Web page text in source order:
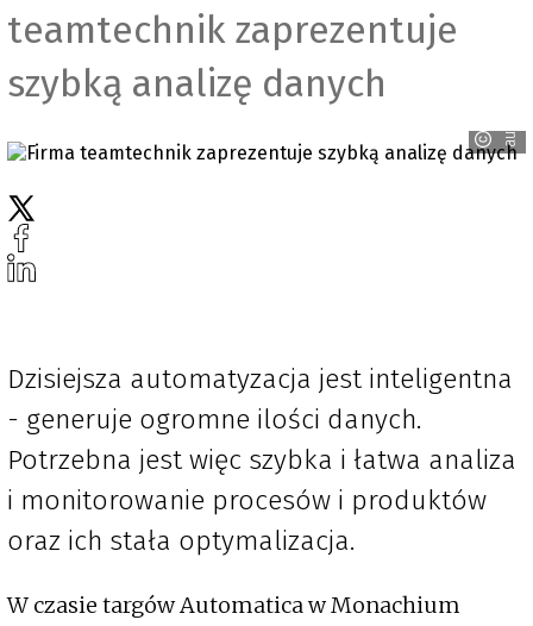
teamtechnik zaprezentuje
szybką analizę danych
automatica
Dzisiejsza automatyzacja jest inteligentna
- generuje ogromne ilości danych.
Potrzebna jest więc szybka i łatwa analiza
i monitorowanie procesów i produktów
oraz ich stała optymalizacja.
W czasie targów Automatica w Monachium